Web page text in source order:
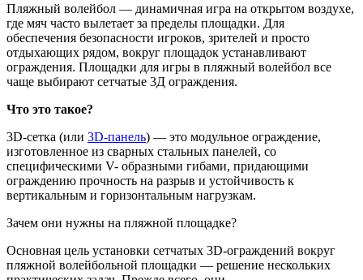
Пляжный волейбол — динамичная игра на открытом воздухе,
где мяч часто вылетает за пределы площадки. Для
обеспечения безопасности игроков, зрителей и просто
отдыхающих рядом, вокруг площадок устанавливают
ограждения. Площадки для игры в пляжный волейбол все
чаще выбирают сетчатые 3Д ограждения.
Что это такое?
3D-сетка (или 3D-панель) — это модульное ограждение,
изготовленное из сварных стальных панелей, со
специфическими V- образными гибами, придающими
ограждению прочность на разрыв и устойчивость к
вертикальным и горизонтальным нагрузкам.
Зачем они нужны на пляжной площадке?
Основная цель установки сетчатых 3D-ограждений вокруг
пляжной волейбольной площадки — решение нескольких